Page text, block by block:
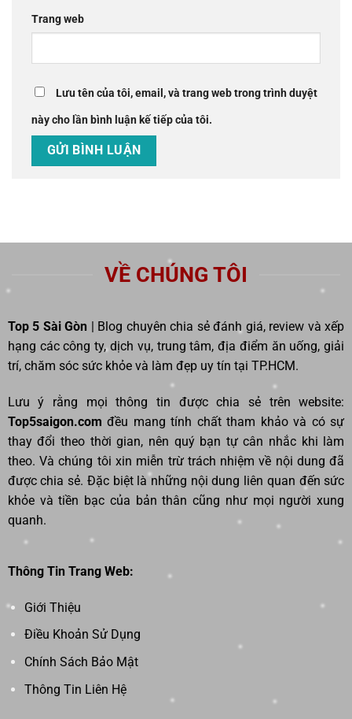
Trang web
Lưu tên của tôi, email, và trang web trong trình duyệt
này cho lần bình luận kế tiếp của tôi.
VỀ CHÚNG TÔI
Top 5 Sài Gòn | Blog chuyên chia sẻ đánh giá, review và xếp
hạng các công ty, dịch vụ, trung tâm, địa điểm ăn uống, giải
trí, chăm sóc sức khỏe và làm đẹp uy tín tại TP.HCM.
Lưu ý rằng mọi thông tin được chia sẻ trên website:
Top5saigon.comđều mang tính chất tham khảo và có sự
thay đổi theo thời gian, nên quý bạn tự cân nhắc khi làm
theo. Và chúng tôi xin miễn trừ trách nhiệm về nội dung đã
được chia sẻ. Đặc biệt là những nội dung liên quan đến sức
khỏe và tiền bạc của bản thân cũng như mọi người xung
quanh.
Thông Tin Trang Web:
Giới Thiệu
Điều Khoản Sử Dụng
Chính Sách Bảo Mật
Thông Tin Liên Hệ